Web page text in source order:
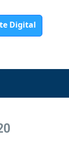
Digital